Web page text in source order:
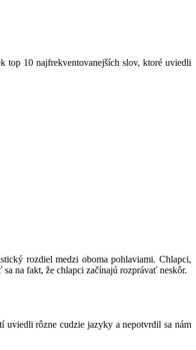
top 10 najfrekventovanejších slov, ktoré uviedli
rozdiel medzi oboma pohlaviami. Chlapci,
na fakt, že chlapci začínajú rozprávať neskôr.
uviedli rôzne cudzie jazyky a nepotvrdil sa nám